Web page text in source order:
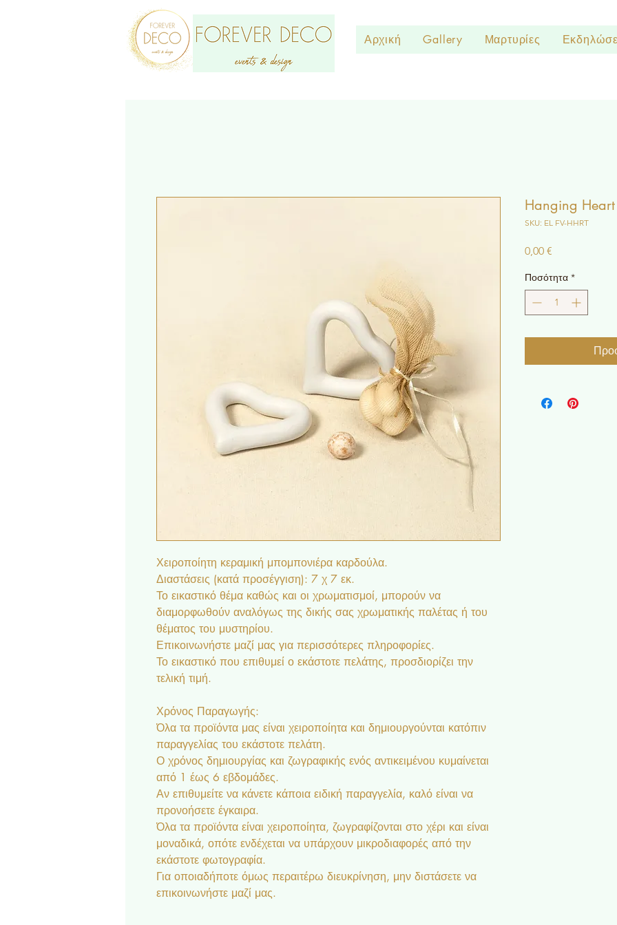
Αρχική Gallery Μαρτυρίες
Χειροποίητη κεραμική μπομπονιέρα καρδούλα.
Διαστάσεις (κατά προσέγγιση): 7 χ 7 εκ.
Το εικαστικό θέμα καθώς και οι χρωματισμοί, μπορούν να
διαμορφωθούν αναλόγως της δικής σας χρωματικής παλέτας ή του
θέματος του μυστηρίου.
Επικοινωνήστε μαζί μας για περισσότερες πληροφορίες.
Το εικαστικό που επιθυμεί ο εκάστοτε πελάτης, προσδιορίζει την
τελική τιμή.
Χρόνος Παραγωγής:
Όλα τα προϊόντα μας είναι χειροποίητα και δημιουργούνται κατόπιν
παραγγελίας του εκάστοτε πελάτη.
Ο χρόνος δημιουργίας και ζωγραφικής ενός αντικειμένου κυμαίνεται
από 1 έως 6 εβδομάδες.
Αν επιθυμείτε να κάνετε κάποια ειδική παραγγελία, καλό είναι να
προνοήσετε έγκαιρα.
Όλα τα προϊόντα είναι χειροποίητα, ζωγραφίζονται στο χέρι και είναι
μοναδικά, οπότε ενδέχεται να υπάρχουν μικροδιαφορές από την
εκάστοτε φωτογραφία.
Για οποιαδήποτε όμως περαιτέρω διευκρίνηση, μην διστάσετε να
επικοινωνήστε μαζί μας.
Hanging Heart
SKU: EL FV-HHRT
0,00 €
Ποσότητα *